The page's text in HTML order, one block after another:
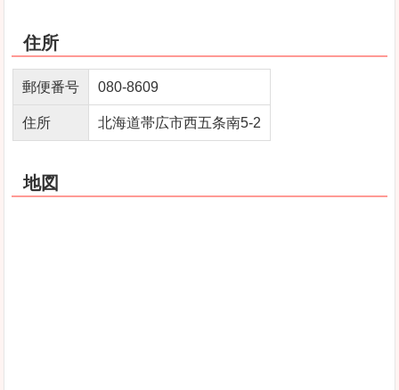
住所
郵便番号 080‐8609
住所 北海道帯広市西五条南5‐2
地図